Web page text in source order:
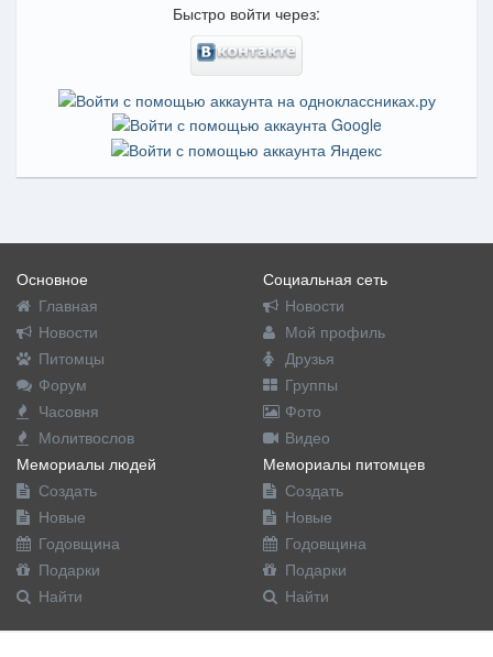
Быстро войти через:
Основное
Главная
Новости
Питомцы
Форум
Часовня
Молитвослов
Социальная сеть
Новости
Мой профиль
Друзья
Группы
Фото
Видео
Мемориалы людей
Создать
Новые
Годовщина
Подарки
Найти
Мемориалы питомцев
Создать
Новые
Годовщина
Подарки
Найти